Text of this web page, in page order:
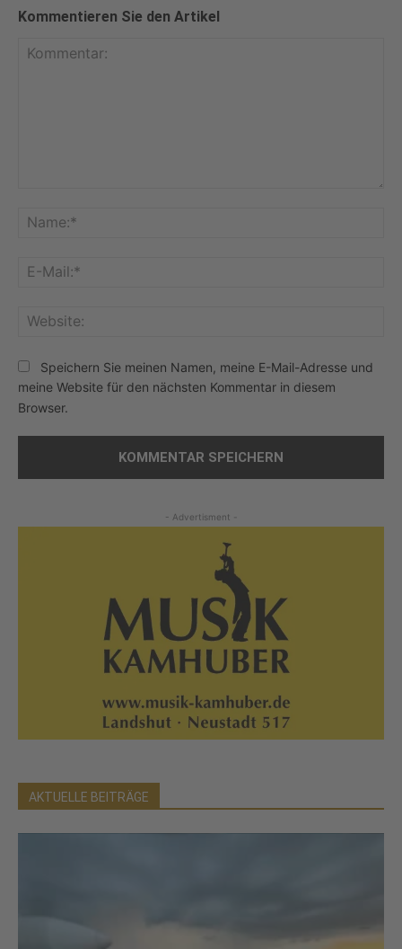
Kommentieren Sie den Artikel
Speichern Sie meinen Namen, meine E-Mail-Adresse und
meine Website für den nächsten Kommentar in diesem
Browser.
- Advertisment -
AKTUELLE BEITRÄGE